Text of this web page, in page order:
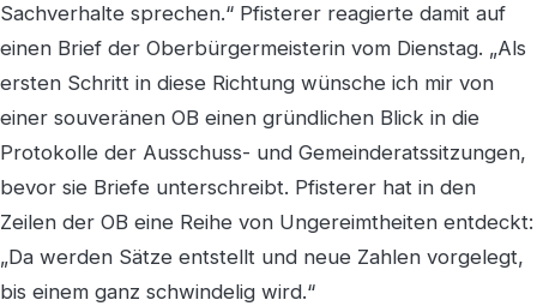
Sachverhalte sprechen.“ Pfisterer reagierte damit auf
einen Brief der Oberbürgermeisterin vom Dienstag. „Als
ersten Schritt in diese Richtung wünsche ich mir von
einer souveränen OB einen gründlichen Blick in die
Protokolle der Ausschuss- und Gemeinderatssitzungen,
bevor sie Briefe unterschreibt. Pfisterer hat in den
Zeilen der OB eine Reihe von Ungereimtheiten entdeckt:
„Da werden Sätze entstellt und neue Zahlen vorgelegt,
bis einem ganz schwindelig wird.“